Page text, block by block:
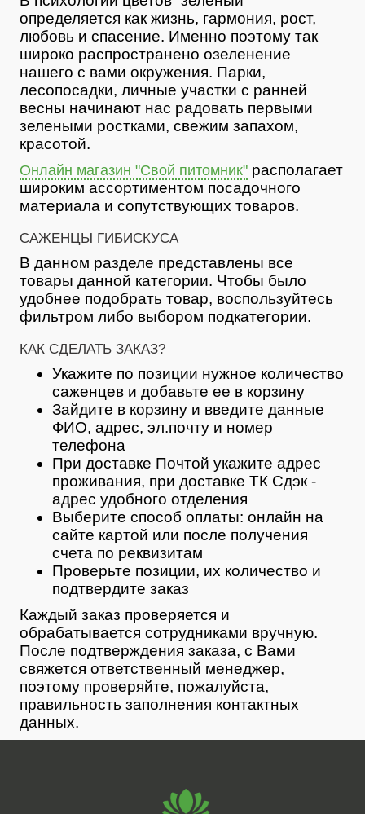
определяется как жизнь, гармония, рост,
любовь и спасение. Именно поэтому так
широко распространено озеленение
нашего с вами окружения. Парки,
лесопосадки, личные участки с ранней
весны начинают нас радовать первыми
зелеными ростками, свежим запахом,
красотой.
Онлайн магазин "Свой питомник" располагает
широким ассортиментом посадочного
материала и сопутствующих товаров.
САЖЕНЦЫ ГИБИСКУСА
В данном разделе представлены все
товары данной категории. Чтобы было
удобнее подобрать товар, воспользуйтесь
фильтром либо выбором подкатегории.
КАК СДЕЛАТЬ ЗАКАЗ?
Укажите по позиции нужное количество
саженцев и добавьте ее в корзину
Зайдите в корзину и введите данные
ФИО, адрес, эл.почту и номер
телефона
При доставке Почтой укажите адрес
проживания, при доставке ТК Сдэк -
адрес удобного отделения
Выберите способ оплаты: онлайн на
сайте картой или после получения
счета по реквизитам
Проверьте позиции, их количество и
подтвердите заказ
Каждый заказ проверяется и
обрабатывается сотрудниками вручную.
После подтверждения заказа, с Вами
свяжется ответственный менеджер,
поэтому проверяйте, пожалуйста,
правильность заполнения контактных
данных.